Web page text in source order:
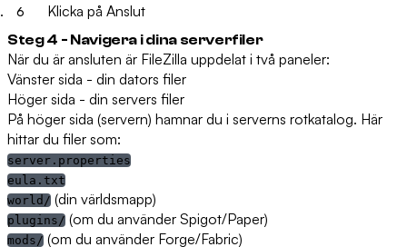
Klicka på Anslut
Steg 4 - Navigera i dina serverfiler
När du är ansluten är FileZilla uppdelat i två paneler:
Vänster sida - din dators filer
Höger sida - din servers filer
På höger sida (servern) hamnar du i serverns rotkatalog. Här
hittar du filer som:
server.properties
eula.txt
world/ (din världsmapp)
plugins/ (om du använder Spigot/Paper)
mods/ (om du använder Forge/Fabric)